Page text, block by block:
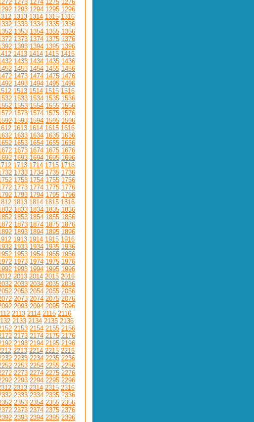
1273 1274 1275 1276
1293 1294 1295 1296
1313 1314 1315 1316
1333 1334 1335 1336
1353 1354 1355 1356
1373 1374 1375 1376
1393 1394 1395 1396
1413 1414 1415 1416
1433 1434 1435 1436
1453 1454 1455 1456
1473 1474 1475 1476
1493 1494 1495 1496
1513 1514 1515 1516
1533 1534 1535 1536
1553 1554 1555 1556
1573 1574 1575 1576
1593 1594 1595 1596
1613 1614 1615 1616
1633 1634 1635 1636
1653 1654 1655 1656
1673 1674 1675 1676
1693 1694 1695 1696
1713 1714 1715 1716
1733 1734 1735 1736
1753 1754 1755 1756
1773 1774 1775 1776
1793 1794 1795 1796
1813 1814 1815 1816
1833 1834 1835 1836
1853 1854 1855 1856
1873 1874 1875 1876
1893 1894 1895 1896
1913 1914 1915 1916
1933 1934 1935 1936
1953 1954 1955 1956
1973 1974 1975 1976
1993 1994 1995 1996
2013 2014 2015 2016
2033 2034 2035 2036
2053 2054 2055 2056
2073 2074 2075 2076
2093 2094 2095 2096
2113 2114 2115 2116
2133 2134 2135 2136
2153 2154 2155 2156
2173 2174 2175 2176
2193 2194 2195 2196
2213 2214 2215 2216
2233 2234 2235 2236
2253 2254 2255 2256
2273 2274 2275 2276
2293 2294 2295 2296
2313 2314 2315 2316
2333 2334 2335 2336
2353 2354 2355 2356
2373 2374 2375 2376
2393 2394 2395 2396